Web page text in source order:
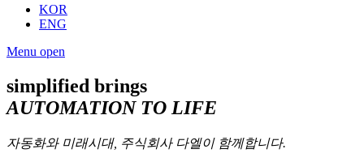
KOR
ENG
Menu open
simplified brings
AUTOMATION TO LIFE
자동화와 미래시대, 주식회사 다엘이 함께합니다.